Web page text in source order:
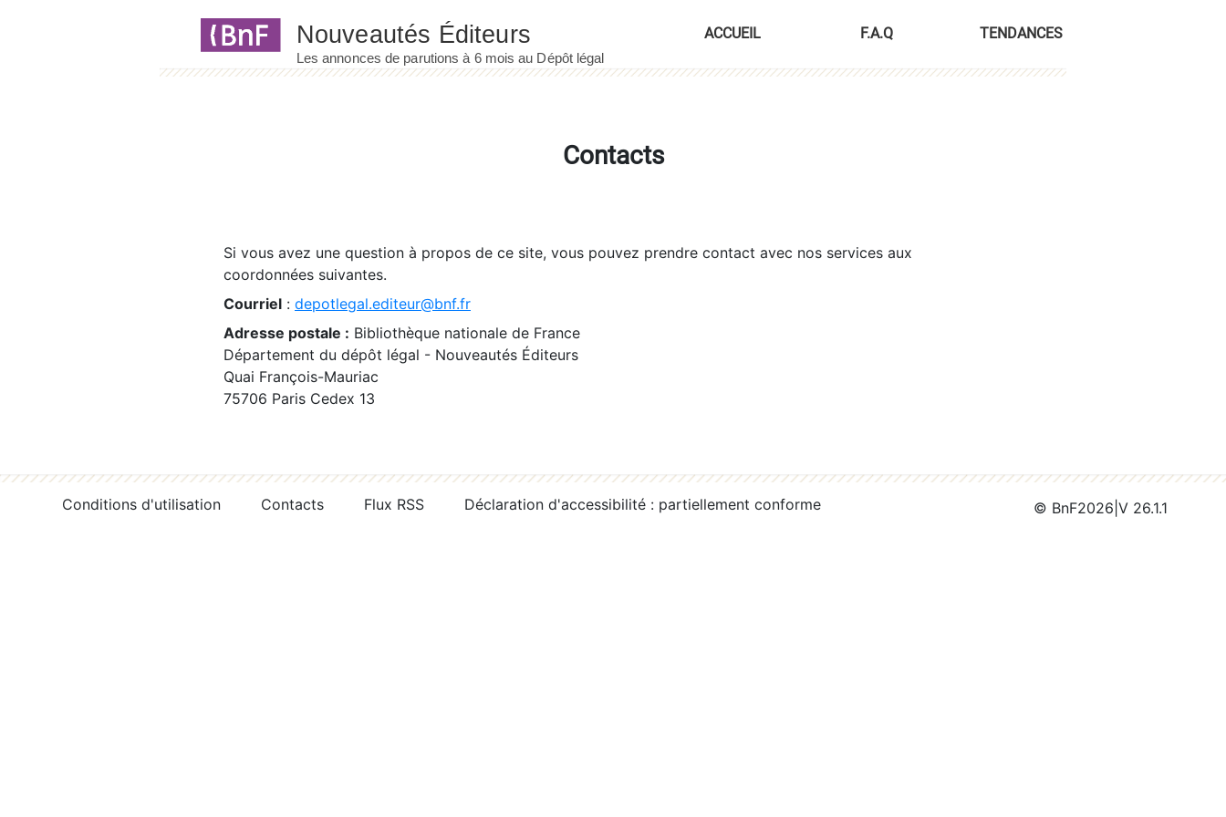
ACCUEIL F.A.Q TENDANCES
Contacts
Si vous avez une question à propos de ce site, vous pouvez prendre contact avec nos services aux
coordonnées suivantes.
Courriel : depotlegal.editeur@bnf.fr
Adresse postale : Bibliothèque nationale de France
Département du dépôt légal - Nouveautés Éditeurs
Quai François-Mauriac
75706 Paris Cedex 13
Conditions d'utilisation Contacts Flux RSS Déclaration d'accessibilité : partiellement conforme © BnF2026 V 26.1.1